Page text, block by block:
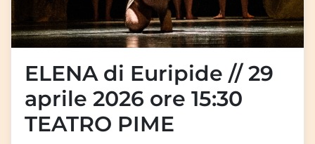
ELENA di Euripide // 29
aprile 2026 ore 15:30
TEATRO PIME